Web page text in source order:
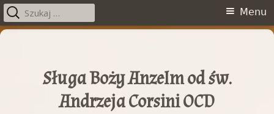
Przeskocz
Sługa Boży Anzelm od św.
Andrzeja Corsini OCD
Menu
główne
Menu
Szukaj: